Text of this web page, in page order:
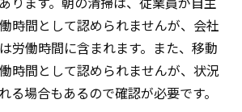
時間として認められませんが、会社
労働時間に含まれます。また、移動
時間として認められませんが、状況
る場合もあるので確認が必要です。